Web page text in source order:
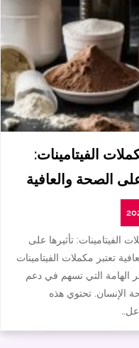
الفيتامينات:
على الصحة والعافية
الفيتامينات: تأثيرها على
تعتبر مكملات الفيتامينات
الهامة التي تسهم في دعم
الإنسان. تحتوي هذه
عل…